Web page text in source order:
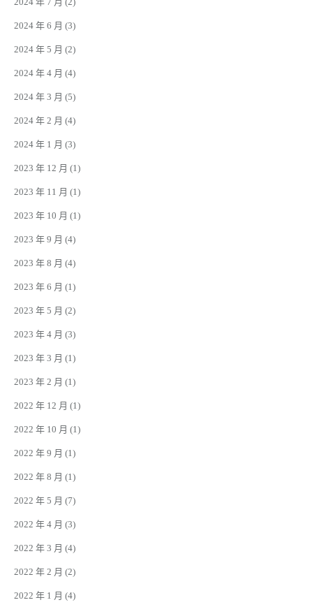
2024 年 6 月 (3)
2024 年 5 月 (2)
2024 年 4 月 (4)
2024 年 3 月 (5)
2024 年 2 月 (4)
2024 年 1 月 (3)
2023 年 12 月 (1)
2023 年 11 月 (1)
2023 年 10 月 (1)
2023 年 9 月 (4)
2023 年 8 月 (4)
2023 年 6 月 (1)
2023 年 5 月 (2)
2023 年 4 月 (3)
2023 年 3 月 (1)
2023 年 2 月 (1)
2022 年 12 月 (1)
2022 年 10 月 (1)
2022 年 9 月 (1)
2022 年 8 月 (1)
2022 年 5 月 (7)
2022 年 4 月 (3)
2022 年 3 月 (4)
2022 年 2 月 (2)
2022 年 1 月 (4)